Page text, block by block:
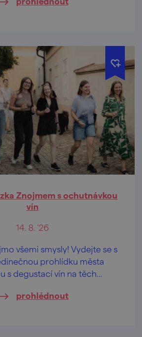
Znojmem s ochutnávkou
vín
14. 8. '26
všemi smysly! Vydejte se s
prohlídku města
s degustací vín na těch
prohlédnout